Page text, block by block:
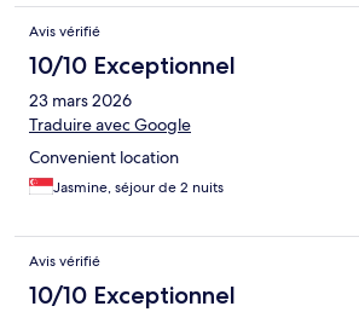
Avis vérifié
10/10 Exceptionnel
23 mars 2026
Traduire avec Google
Convenient location
Jasmine, séjour de 2 nuits
Avis vérifié
10/10 Exceptionnel